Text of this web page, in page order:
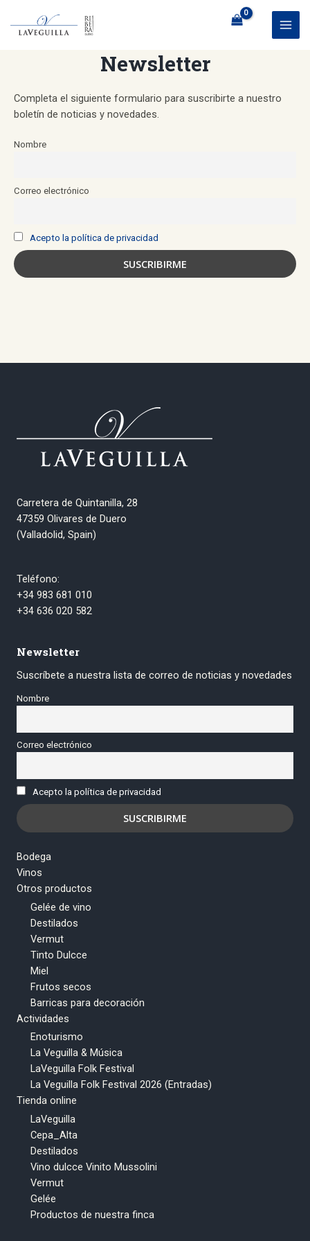
contenido
Newsletter
Completa el siguiente formulario para suscribirte a nuestro
boletín de noticias y novedades.
Nombre
Correo electrónico
Acepto la política de privacidad
Carretera de Quintanilla, 28
47359 Olivares de Duero
(Valladolid, Spain)
Teléfono:
+34 983 681 010
+34 636 020 582
Newsletter
Suscríbete a nuestra lista de correo de noticias y novedades
Nombre
Correo electrónico
Acepto la política de privacidad
Bodega
Vinos
Otros productos
Gelée de vino
Destilados
Vermut
Tinto Dulcce
Miel
Frutos secos
Barricas para decoración
Actividades
Enoturismo
La Veguilla & Música
LaVeguilla Folk Festival
La Veguilla Folk Festival 2026 (Entradas)
Tienda online
LaVeguilla
Cepa_Alta
Destilados
Vino dulcce Vinito Mussolini
Vermut
Gelée
Productos de nuestra finca